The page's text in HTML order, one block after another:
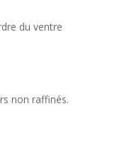
du ventre
non raffinés.